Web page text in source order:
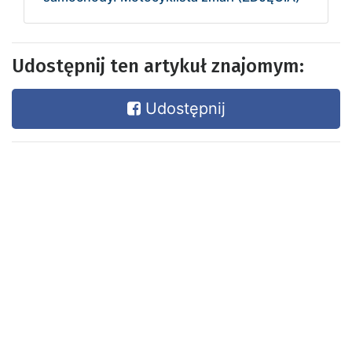
Udostępnij ten artykuł znajomym:
Udostępnij